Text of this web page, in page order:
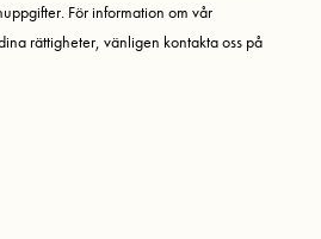
För information om vår
rättigheter, vänligen kontakta oss på